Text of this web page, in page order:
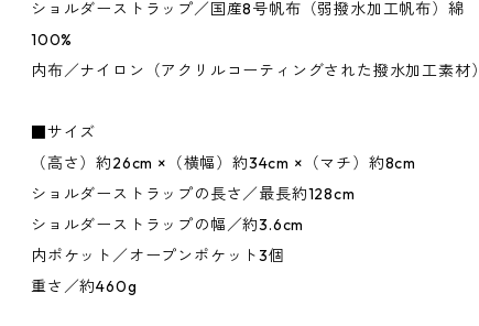
ショルダーストラップ／国産8号帆布（弱撥水加工帆布）綿
100%
内布／ナイロン（アクリルコーティングされた撥水加工素材）
■サイズ
（高さ）約26cm ×（横幅）約34cm ×（マチ）約8cm
ショルダーストラップの長さ／最長約128cm
ショルダーストラップの幅／約3.6cm
内ポケット／オープンポケット3個
重さ／約460g